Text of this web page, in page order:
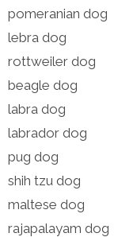
pomeranian dog
lebra dog
rottweiler dog
beagle dog
labra dog
labrador dog
pug dog
shih tzu dog
maltese dog
rajapalayam dog